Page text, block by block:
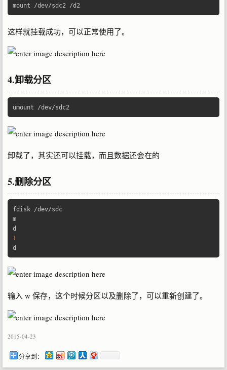
mount /dev/sdc2 /d2
这样就挂载成功，可以正常使用了。
4.卸载分区
umount /dev/sdc2
卸载了，其实还可以挂载，而且数据还会在的
5.删除分区
fdisk /dev/sdc
m
1
d
输入 w 保存，这个时候分区以及删除了，可以重新创建了。
2015-04-23
分享到：